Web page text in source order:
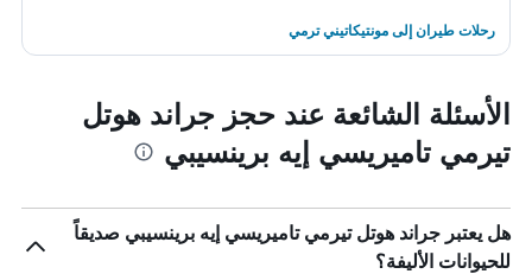
رحلات طيران إلى مونتيكاتيني ترمي
الأسئلة الشائعة عند حجز جراند هوتل
تيرمي تاميريسي إيه برينسيبي
هل يعتبر جراند هوتل تيرمي تاميريسي إيه برينسيبي صديقاً
للحيوانات الأليفة؟